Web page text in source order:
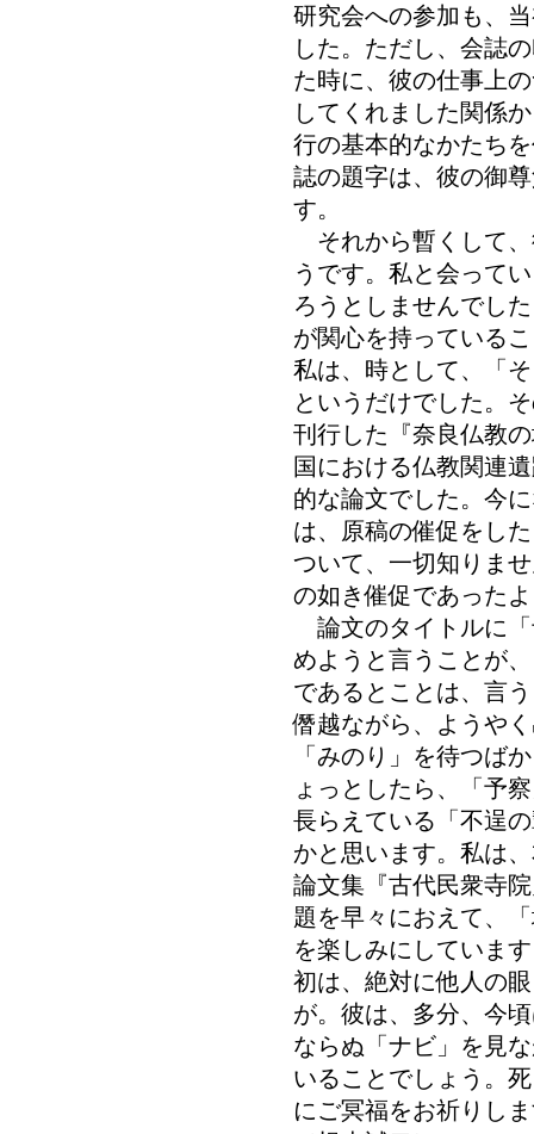
研究会への参加も、
した。ただし、会誌
た時に、彼の仕事上
してくれました関係
行の基本的なかたち
誌の題字は、彼の御
す。
それから暫くして
うです。私と会って
ろうとしませんでし
が関心を持っている
私は、時として、「
というだけでした。
刊行した『奈良仏教
国における仏教関連
的な論文でした。今
は、原稿の催促をし
ついて、一切知りま
の如き催促であった
論文のタイトルに
めようと言うことが
であるとことは、言
僭越ながら、ようや
「みのり」を待つば
ょっとしたら、「予
長らえている「不逞
かと思います。私は
論文集『古代民衆寺
題を早々におえて、
を楽しみにしていま
初は、絶対に他人の
が。彼は、多分、今
ならぬ「ナビ」を見
いることでしょう。
にご冥福をお祈りし